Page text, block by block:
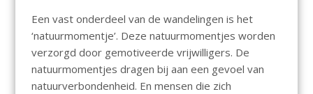
Een vast onderdeel van de wandelingen is het
‘natuurmomentje’. Deze natuurmomentjes worden
verzorgd door gemotiveerde vrijwilligers. De
natuurmomentjes dragen bij aan een gevoel van
natuurverbondenheid. En mensen die zich